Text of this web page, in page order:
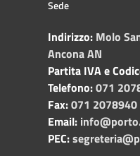
Sede
Indirizzo: Molo
Ancona AN
Partita IVA e
Telefono:071
Fax:071 2078940
Email:
PEC: